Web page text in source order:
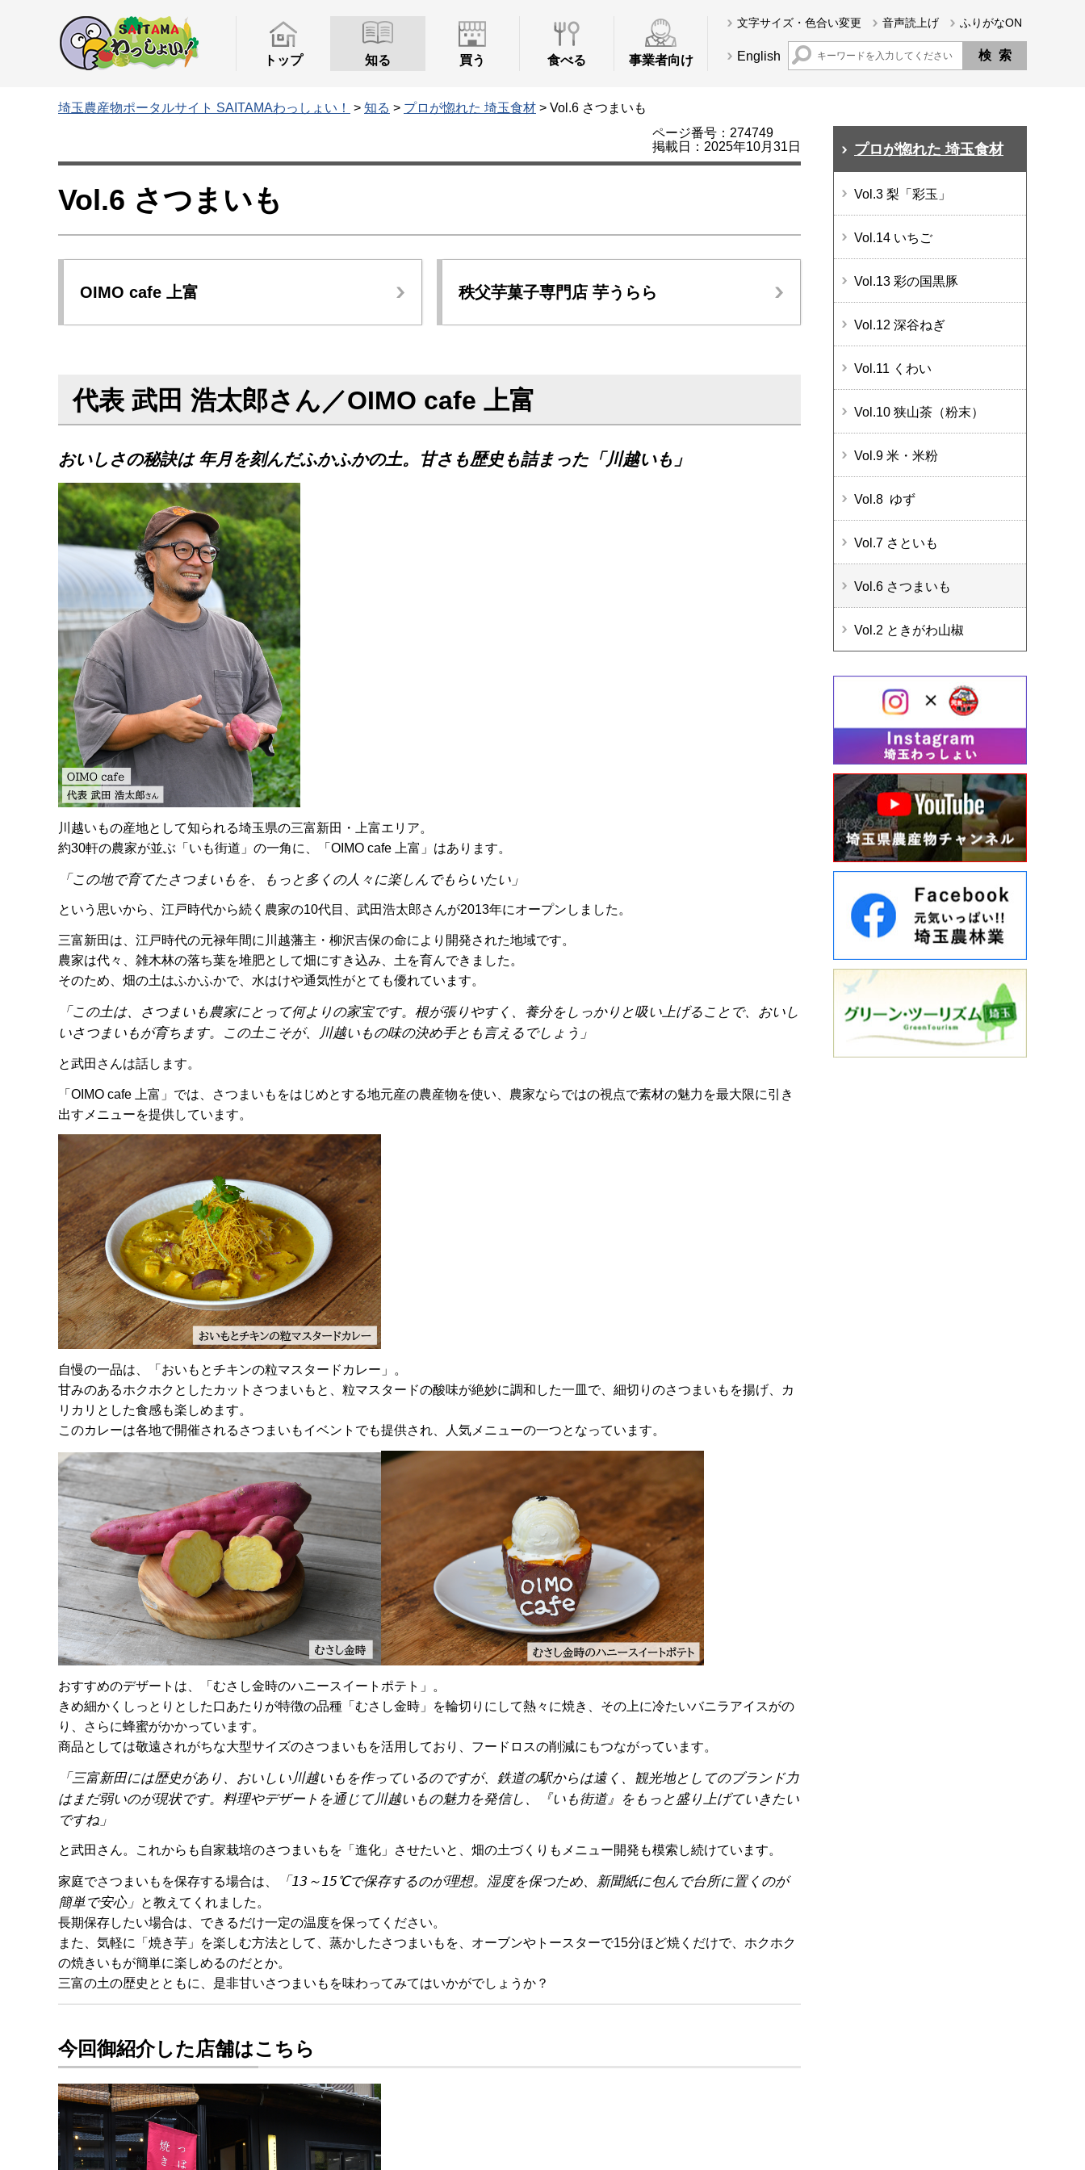
トップ 知る 買う 食べる 事業者向け
文字サイズ・色合い変更 音声読上げ ふりがなON
English
埼玉農産物ポータルサイト SAITAMAわっしょい！ > 知る > プロが惚れた 埼玉食材 > Vol.6 さつまいも
ページ番号：274749
掲載日：2025年10月31日
Vol.6 さつまいも
OIMO cafe 上富 秩父芋菓子専門店 芋うらら
代表 武田 浩太郎さん／OIMO cafe 上富
おいしさの秘訣は 年月を刻んだふかふかの土。甘さも歴史も詰まった「川越いも」
川越いもの産地として知られる埼玉県の三富新田・上富エリア。
約30軒の農家が並ぶ「いも街道」の一角に、「OIMO cafe 上富」はあります。
「この地で育てたさつまいもを、もっと多くの人々に楽しんでもらいたい」
という思いから、江戸時代から続く農家の10代目、武田浩太郎さんが2013年にオープンしました。
三富新田は、江戸時代の元禄年間に川越藩主・柳沢吉保の命により開発された地域です。
農家は代々、雑木林の落ち葉を堆肥として畑にすき込み、土を育んできました。
そのため、畑の土はふかふかで、水はけや通気性がとても優れています。
「この土は、さつまいも農家にとって何よりの家宝です。根が張りやすく、養分をしっかりと吸い上げることで、おいし
いさつまいもが育ちます。この土こそが、川越いもの味の決め手とも言えるでしょう」
と武田さんは話します。
「OIMO cafe 上富」では、さつまいもをはじめとする地元産の農産物を使い、農家ならではの視点で素材の魅力を最大限に引き
出すメニューを提供しています。
自慢の一品は、「おいもとチキンの粒マスタードカレー」。
甘みのあるホクホクとしたカットさつまいもと、粒マスタードの酸味が絶妙に調和した一皿で、細切りのさつまいもを揚げ、カ
リカリとした食感も楽しめます。
このカレーは各地で開催されるさつまいもイベントでも提供され、人気メニューの一つとなっています。
おすすめのデザートは、「むさし金時のハニースイートポテト」。
きめ細かくしっとりとした口あたりが特徴の品種「むさし金時」を輪切りにして熱々に焼き、その上に冷たいバニラアイスがの
り、さらに蜂蜜がかかっています。
商品としては敬遠されがちな大型サイズのさつまいもを活用しており、フードロスの削減にもつながっています。
「三富新田には歴史があり、おいしい川越いもを作っているのですが、鉄道の駅からは遠く、観光地としてのブランド力
はまだ弱いのが現状です。料理やデザートを通じて川越いもの魅力を発信し、『いも街道』をもっと盛り上げていきたい
ですね」
と武田さん。これからも自家栽培のさつまいもを「進化」させたいと、畑の土づくりもメニュー開発も模索し続けています。
家庭でさつまいもを保存する場合は、
「13～15℃で保存するのが理想。湿度を保つため、新聞紙に包んで台所に置くのが
簡単で安心」 と教えてくれました。
長期保存したい場合は、できるだけ一定の温度を保ってください。
また、気軽に「焼き芋」を楽しむ方法として、蒸かしたさつまいもを、オーブンやトースターで15分ほど焼くだけで、ホクホク
の焼きいもが簡単に楽しめるのだとか。
三富の土の歴史とともに、是非甘いさつまいもを味わってみてはいかがでしょうか？
今回御紹介した店舗はこちら
プロが惚れた 埼玉食材
Vol.3 梨「彩玉」
Vol.14 いちご
Vol.13 彩の国黒豚
Vol.12 深谷ねぎ
Vol.11 くわい
Vol.10 狭山茶（粉末）
Vol.9 米・米粉
Vol.8 ゆず
Vol.7 さといも
Vol.6 さつまいも
Vol.2 ときがわ山椒